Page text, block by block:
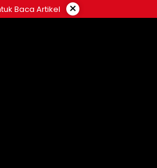
Baca Artikel ×